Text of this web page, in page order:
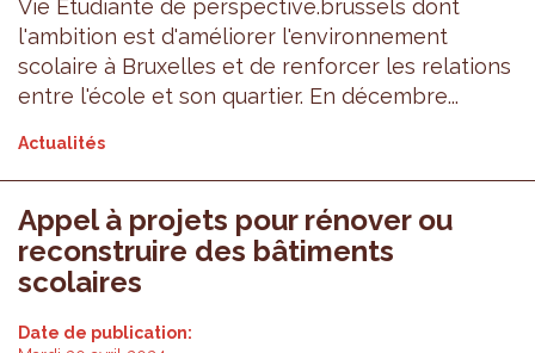
Vie Étudiante de perspective.brussels dont
l'ambition est d'améliorer l'environnement
scolaire à Bruxelles et de renforcer les relations
entre l'école et son quartier. En décembre...
Actualités
Appel à projets pour rénover ou
reconstruire des bâtiments
scolaires
Date de publication: